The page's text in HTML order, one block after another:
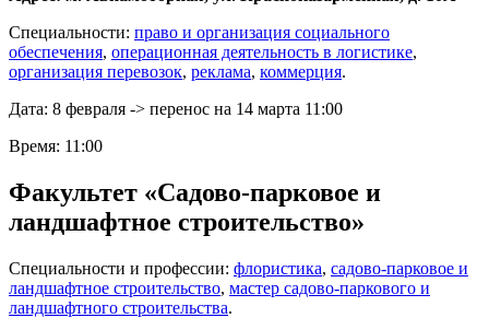
Специальности: право и организация социального
обеспечения, операционная деятельность в логистике,
организация перевозок, реклама, коммерция.
Дата: 8 февраля -> перенос на 14 марта 11:00
Время: 11:00
Факультет «Садово-парковое и
ландшафтное строительство»
Специальности и профессии: флористика, садово-парковое и
ландшафтное строительство, мастер садово-паркового и
ландшафтного строительства.